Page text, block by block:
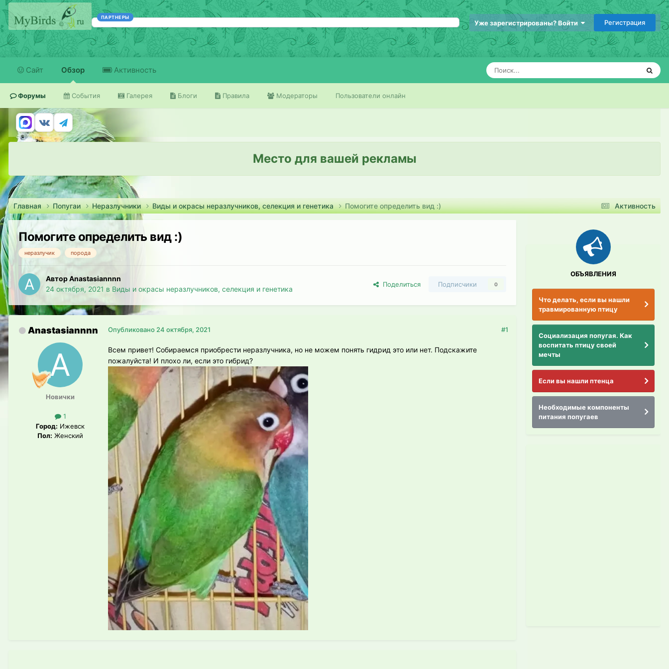
ПАРТНЕРЫ
Уже зарегистрированы? Войти Регистрация
Сайт Обзор
Форумы События Галерея Блоги Правила Модераторы Пользователи онлайн
Активность
Место для вашей рекламы
Активность
Главная Попугаи Неразлучники Виды и окрасы неразлучников, селекция и генетика Помогите определить вид :)
Помогите определить вид :)
неразлучик порода
Автор Anastasiannnn
24 октября, 2021 в Виды и окрасы неразлучников, селекция и генетика
Поделиться Подписчики 0
Anastasiannnn
Новички
1
Город: Ижевск
Пол: Женский
#1
Опубликовано 24 октября, 2021
Всем привет! Собираемся приобрести неразлучника, но не можем понять гидрид это или нет. Подскажите
пожалуйста! И плохо ли, если это гибрид?
ОБЪЯВЛЕНИЯ
Что делать, если вы нашли
травмированную птицу
Социализация попугая. Как
воспитать птицу своей
мечты
Если вы нашли птенца
Необходимые компоненты
питания попугаев